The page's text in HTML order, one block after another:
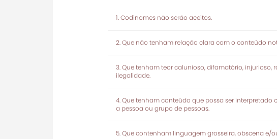
Codinomes não serão aceitos.
Que não tenham relação clara com o conteúdo
Que tenham teor calunioso, difamatório,
ilegalidade.
Que tenham conteúdo que possa ser
a pessoa ou grupo de pessoas.
Que contenham linguagem grosseira, obscena e/